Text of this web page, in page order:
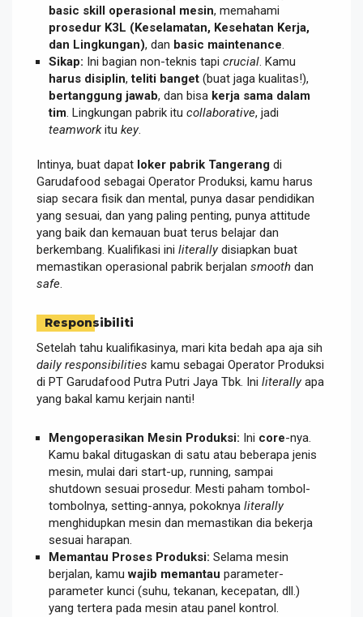
basic skill operasional mesin, memahami
prosedur K3L (Keselamatan, Kesehatan Kerja,
dan Lingkungan), dan basic maintenance
Sikap: Ini bagian non-teknis tapi crucial . Kamu
harus disiplin,teliti banget (buat jaga kualitas!),
bertanggung jawab, dan bisa kerja sama dalam
tim . Lingkungan pabrik itu collaborative, jadi
teamworkitu key.
Intinya, buat dapat loker pabrik Tangerang di
Garudafood sebagai Operator Produksi, kamu harus
siap secara fisik dan mental, punya dasar pendidikan
yang sesuai, dan yang paling penting, punya attitude
yang baik dan kemauan buat terus belajar dan
berkembang. Kualifikasi ini literallydisiapkan buat
memastikan operasional pabrik berjalan smooth dan
safe.
Responsibiliti
Setelah tahu kualifikasinya, mari kita bedah apa aja sih
daily responsibilities kamu sebagai Operator Produksi
di PT Garudafood Putra Putri Jaya Tbk. Ini literallyapa
yang bakal kamu kerjain nanti!
Mengoperasikan Mesin Produksi: Ini core-nya.
Kamu bakal ditugaskan di satu atau beberapa jenis
mesin, mulai dari start-up, running, sampai
shutdown sesuai prosedur. Mesti paham tombol-
tombolnya, setting-annya, pokoknya literally
menghidupkan mesin dan memastikan dia bekerja
sesuai harapan.
Memantau Proses Produksi: Selama mesin
berjalan, kamuwajib memantau parameter-
parameter kunci (suhu, tekanan, kecepatan, dll.)
yang tertera pada mesin atau panel kontrol.